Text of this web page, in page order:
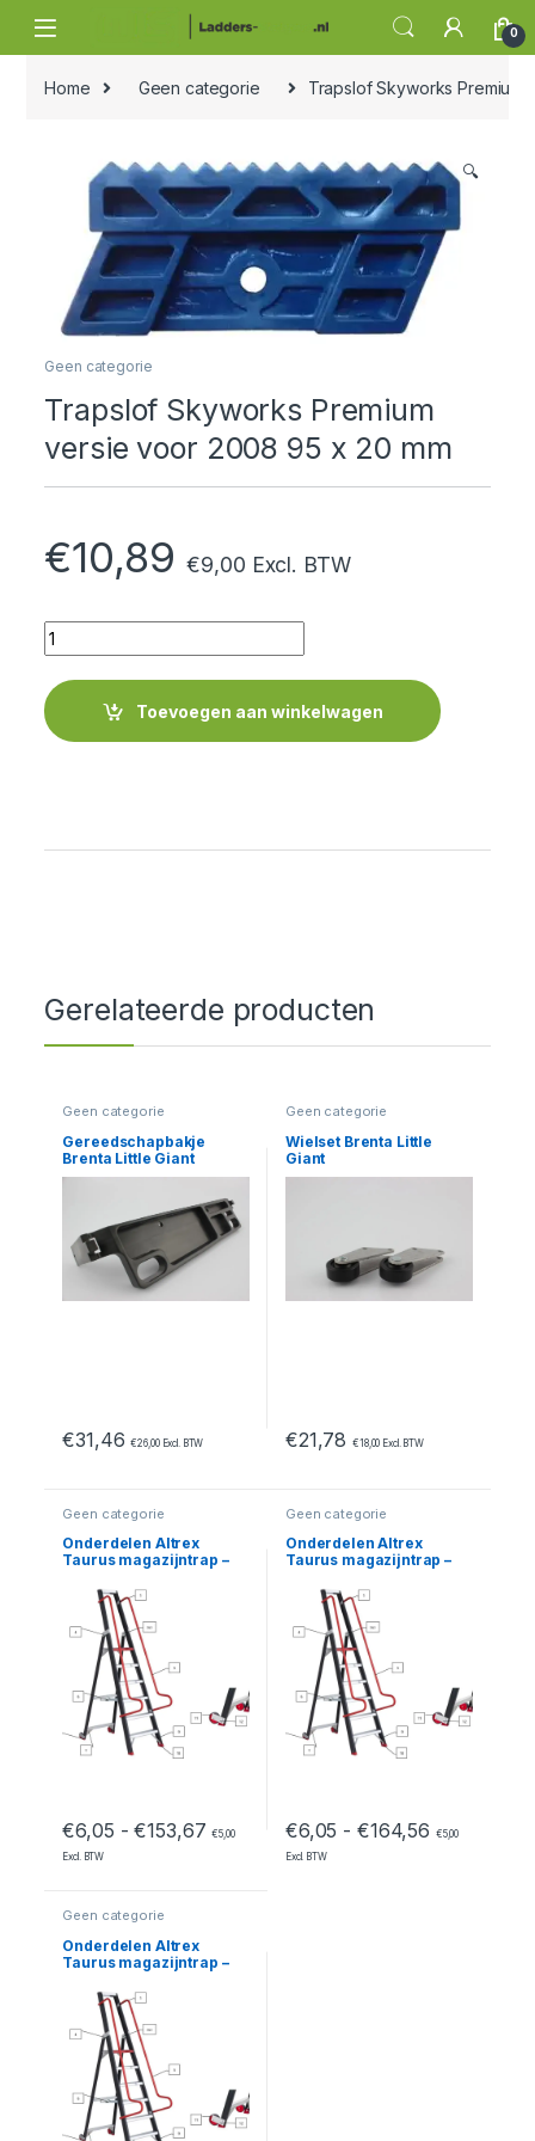
0
Home Geen categorie Trapslof Skyworks Premium
🔍
Geen categorie
Trapslof Skyworks Premium
versie voor 2008 95 x 20 mm
€10,89 €9,00 Excl. BTW
Quantity
Toevoegen aan winkelwagen
Gerelateerde producten
Geen categorie
Gereedschapbakje
Brenta Little Giant
€31,46 €26,00Excl. BTW
Geen categorie
Wielset Brenta Little
Giant
€21,78 €18,00 Excl. BTW
Geen categorie
Onderdelen Altrex
Taurus magazijntrap –
€6,05 - €153,67Prijsklasse: €6,05 tot €153,67
€5,00
Excl. BTW
Geen categorie
Onderdelen Altrex
Taurus magazijntrap –
€6,05 - €164,56 €5,00
Excl. BTW
Geen categorie
Onderdelen Altrex
Taurus magazijntrap –